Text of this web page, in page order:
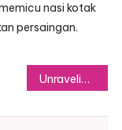
nasi kotak
persaingan.
Unraveling the Differences: Handmade Carpets vs. Machine-Made Carpets